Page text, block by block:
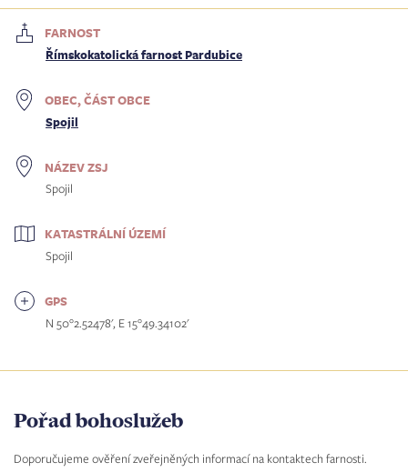
FARNOST
Římskokatolická farnost Pardubice
OBEC, ČÁST OBCE
Spojil
NÁZEV ZSJ
Spojil
KATASTRÁLNÍ ÚZEMÍ
Spojil
GPS
N 50°2.52478', E 15°49.34102'
Pořad bohoslužeb
Doporučujeme ověření zveřejněných informací na kontaktech farnosti.